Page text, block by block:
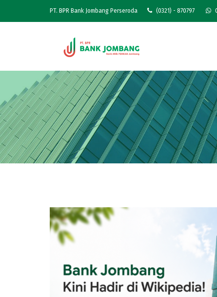
PT. BPR Bank Jombang Perseroda (0321) - 870797